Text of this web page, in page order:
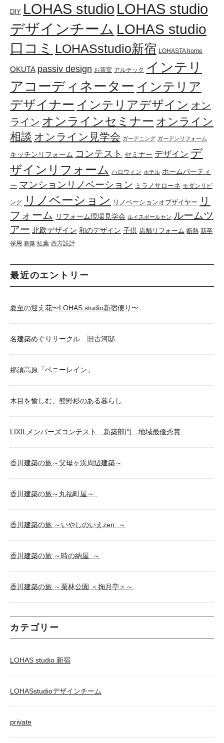
DIY LOHAS studio LOHAS studio
デザインチーム LOHAS studio
口コミ LOHASstudio新宿 LOHASTA home
OKUTA passiv design お茶室 アルテック インテリ
アコーディネーター インテリア
デザイナー インテリアデザイン オン
ライン オンラインセミナー オンライン
相談 オンライン見学会 ガーデニング ガーデンリフォーム
キッチンリフォーム コンテスト セミナー デザイン デ
ザインリフォーム ハロウィン ホテル ホームパーティ
ー マンションリノベーション ミラノサローネ モダンリビ
ング リノベーション リノベーションオブザイヤー
リ
フォーム リフォーム現場見学会 ルイスポールセン ルームツ
アー 北欧デザイン 和のデザイン 子供 店舗リフォーム 断熱 新卒
採用 新築 紅葉 西方設計
最近のエントリー
夏至の迎え花〜LOHAS studio新宿便り〜
名建築めぐりサークル 旧古河邸
那須高原「ペニーレイン」
木目を愉しむ、熊野杉のある暮らし
LIXILメンバーズコンテスト 新築部門 地域最優秀賞
香川建築の旅～父母ヶ浜周辺建築～
香川建築の旅～丸福町屋～
香川建築の旅 ～いやしのいえzen ～
香川建築の旅 ～時の納屋 ～
香川建築の旅 ～栗林公園 ＜掬月亭＞～
カテゴリー
LOHAS studio 新宿
LOHASstudioデザインチーム
private